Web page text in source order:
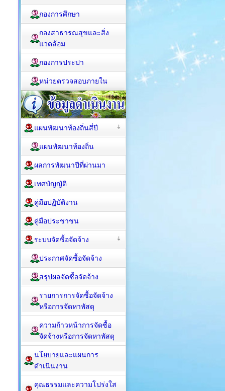
กองการศึกษา
กองสาธารณสุขและสิ่ง
แวดล้อม
กองการประปา
หน่วยตรวจสอบภายใน
แผนพัฒนาท้องถิ่นสี่ปี
แผนพัฒนาท้องถิ่น
ผลการพัฒนาปีที่ผ่านมา
เทศบัญญัติ
คู่มือปฏิบัติงาน
คู่มือประชาชน
ระบบจัดซื้อจัดจ้าง
ประกาศจัดซื้อจัดจ้าง
สรุปผลจัดซื้อจัดจ้าง
รายการการจัดซื้อจัดจ้าง
หรือการจัดหาพัสดุ
ความก้าวหน้าการจัดซื้อ
จัดจ้างหรือการจัดหาพัสดุ
นโยบายและแผนการ
ดำเนินงาน
คุณธรรมและความโปร่งใส